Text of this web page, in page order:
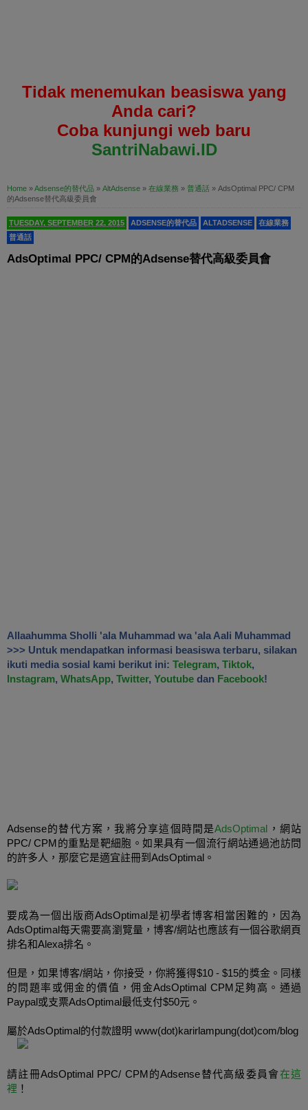
Tidak menemukan beasiswa yang
Anda cari?
Coba kunjungi web baru
SantriNabawi.ID
Home »Adsense的替代品 » AltAdsense » 在線業務 » 普通話 » AdsOptimal PPC/ CPM
的Adsense替代高級委員會
TUESDAY, SEPTEMBER 22, 2015 ADSENSE的替代品 ALTADSENSE
在線業務
普通話
AdsOptimal PPC/ CPM的Adsense替代高級委員會
Allaahumma Sholli 'ala Muhammad wa 'ala Aali Muhammad
>>> Untuk mendapatkan informasi beasiswa terbaru, silakan
ikuti media sosial kami berikut ini: Telegram, Tiktok,
Instagram, WhatsApp, Twitter, Youtube dan Facebook!
Adsense的替代方案，我將分享這個時間是AdsOptimal ，網站
PPC/CPM的重點是靶細胞。如果具有一個流行網站通過池訪問
的許多人，那麼它是適宜註冊到AdsOptimal。
要成為一個出版商AdsOptimal是初學者博客相當困難的，因為
AdsOptimal每天需要高瀏覽量，博客/網站也應該有一個谷歌網頁
排名和Alexa排名。
但是，如果博客/網站，你接受，你將獲得$10 - $15的獎金。同樣
的問題率或佣金的價值，佣金AdsOptimal CPM 足夠高 。通過
Paypal或支票AdsOptimal最低支付$50元。
屬於AdsOptimal的付款證明 www(dot)karirlampung(dot)com/blog
請註冊AdsOptimal PPC/ CPM的Adsense替代高級委員會在這
裡 ！